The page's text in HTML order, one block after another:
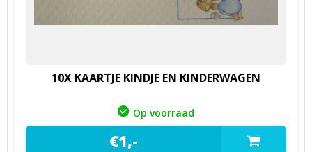
10X KAARTJE KINDJE EN KINDERWAGEN
Op voorraad
€1,-